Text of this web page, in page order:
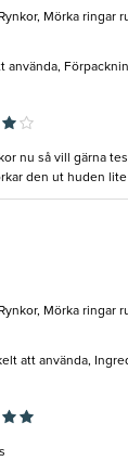
Mörka ringar
använda,
nu så vill gärna
den ut huden
Mörka ringar
att använda,